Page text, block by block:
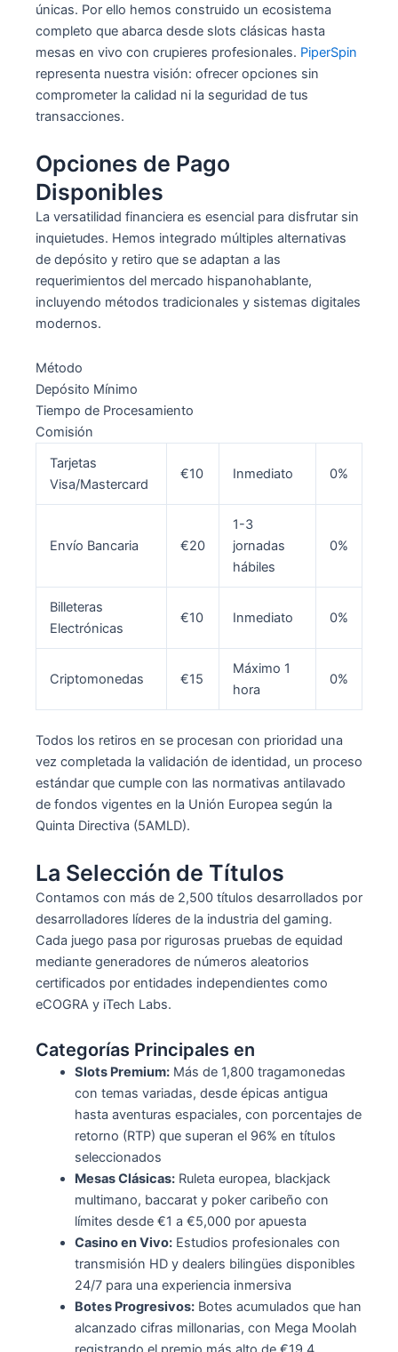
únicas. Por ello hemos construido un ecosistema
completo que abarca desde slots clásicas hasta
mesas en vivo con crupieres profesionales. PiperSpin
representa nuestra visión: ofrecer opciones sin
comprometer la calidad ni la seguridad de tus
transacciones.
Opciones de Pago
Disponibles
La versatilidad financiera es esencial para disfrutar sin
inquietudes. Hemos integrado múltiples alternativas
de depósito y retiro que se adaptan a las
requerimientos del mercado hispanohablante,
incluyendo métodos tradicionales y sistemas digitales
modernos.
Método
Depósito Mínimo
Tiempo de Procesamiento
Comisión
Tarjetas
Visa/Mastercard
€10 Inmediato 0%
Envío Bancaria €20
1-3
jornadas
hábiles
0%
Billeteras
Electrónicas
€10 Inmediato 0%
Criptomonedas €15
Máximo 1
hora
0%
Todos los retiros en se procesan con prioridad una
vez completada la validación de identidad, un proceso
estándar que cumple con las normativas antilavado
de fondos vigentes en la Unión Europea según la
Quinta Directiva (5AMLD).
La Selección de Títulos
Contamos con más de 2,500 títulos desarrollados por
desarrolladores líderes de la industria del gaming.
Cada juego pasa por rigurosas pruebas de equidad
mediante generadores de números aleatorios
certificados por entidades independientes como
eCOGRA y iTech Labs.
Categorías Principales en
Slots Premium:Más de 1,800 tragamonedas
con temas variadas, desde épicas antigua
hasta aventuras espaciales, con porcentajes de
retorno (RTP) que superan el 96% en títulos
seleccionados
Mesas Clásicas:Ruleta europea, blackjack
multimano, baccarat y poker caribeño con
límites desde €1 a €5,000 por apuesta
Casino en Vivo:Estudios profesionales con
transmisión HD y dealers bilingües disponibles
24/7 para una experiencia inmersiva
Botes Progresivos:Botes acumulados que han
alcanzado cifras millonarias, con Mega Moolah